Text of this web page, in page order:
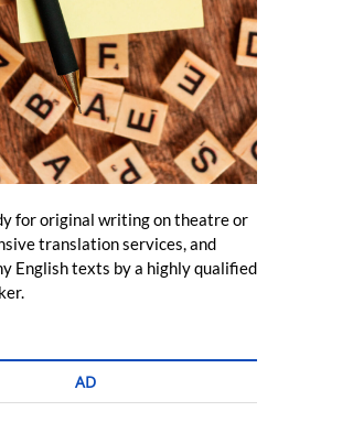
for original writing on theatre or
translation services, and
English texts by a highly qualified
AD